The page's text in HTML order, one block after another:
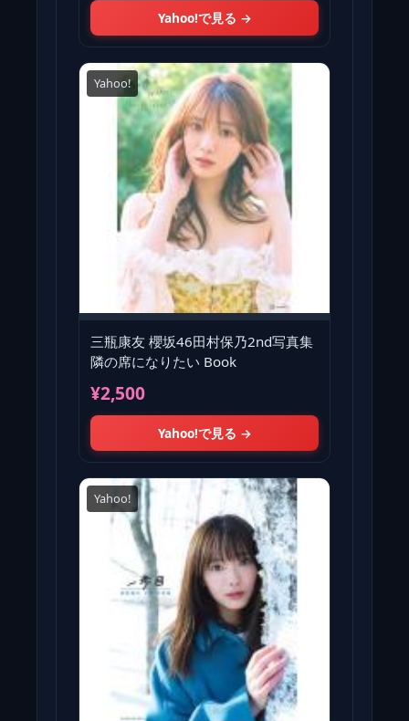
Yahoo!で見る →
Yahoo!
三瓶康友 櫻坂46田村保乃2nd写真集
隣の席になりたい Book
¥2,500
Yahoo!で見る →
Yahoo!